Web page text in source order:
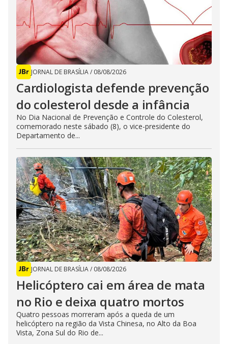
JORNAL DE BRASÍLIA/ 08/08/2026
Cardiologista defende prevenção
do colesterol desde a infância
No Dia Nacional de Prevenção e Controle do Colesterol,
comemorado neste sábado (8), o vice-presidente do
Departamento de...
JORNAL DE BRASÍLIA/ 08/08/2026
Helicóptero cai em área de mata
no Rio e deixa quatro mortos
Quatro pessoas morreram após a queda de um
helicóptero na região da Vista Chinesa, no Alto da Boa
Vista, Zona Sul do Rio de...